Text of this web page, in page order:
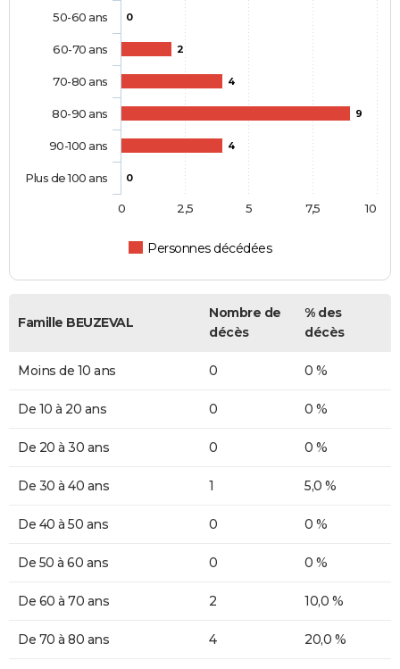
0
2
4
9
4
0
Personnes décédées
50-60 ans
60-70 ans
70-80 ans
80-90 ans
90-100 ans
Plus de 100 ans
0 10
2,5 5 7,5
Famille BEUZEVAL
Nombre de
décès
% des
décès
Moins de 10 ans 0 0 %
De 10 à 20 ans 0 0 %
De 20 à 30 ans 0 0 %
De 30 à 40 ans 1 5,0 %
De 40 à 50 ans 0 0 %
De 50 à 60 ans 0 0 %
De 60 à 70 ans 2 10,0 %
De 70 à 80 ans 4 20,0 %